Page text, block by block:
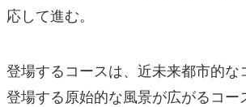
応して進む。
登場するコースは、近未来都市的な
登場する原始的な風景が広がるコー